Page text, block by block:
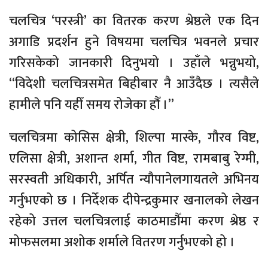
चलचित्र ‘परस्त्री’ का वितरक करण श्रेष्ठले एक दिन
अगाडि प्रदर्शन हुने विषयमा चलचित्र भवनले प्रचार
गरिसकेको जानकारी दिनुभयो । उहाँले भन्नुभयो,
“विदेशी चलचित्रसमेत बिहीबार नै आउँदैछ । त्यसैले
हामीले पनि यहीँ समय रोजेका हौँ ।”
चलचित्रमा कोसिस क्षेत्री, शिल्पा मास्के, गौरव विष्ट,
एलिसा क्षेत्री, अशान्त शर्मा, गीत विष्ट, रामबाबु रेग्मी,
सरस्वती अधिकारी, अर्पित न्यौपानेलगायतले अभिनय
गर्नुभएको छ । निर्देशक दीपेन्द्रकुमार खनालको लेखन
रहेको उत्तल चलचित्रलाई काठमाडौँमा करण श्रेष्ठ र
मोफसलमा अशोक शर्माले वितरण गर्नुभएको हो ।